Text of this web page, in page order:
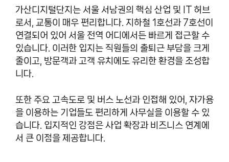
가산디지털단지는 서울 서남권의 핵심 산업 및 IT 허브
로서, 교통이 매우 편리합니다. 지하철 1호선과 7호선이
연결되어 있어 서울 전역 어디에서든 빠르게 접근할 수
있습니다. 이러한 입지는 직원들의 출퇴근 부담을 크게
줄이고, 방문객과 고객 유치에도 유리한 환경을 조성합
니다.
또한 주요 고속도로 및 버스 노선과 인접해 있어, 자가용
을 이용하는 기업들도 편리하게 사무실을 이용할 수 있
습니다. 입지적인 강점은 사업 확장과 비즈니스 연계에
서 큰 이점을 제공합니다.